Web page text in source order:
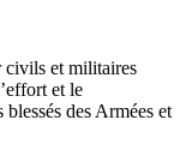
civils et militaires
et le
des Armées et